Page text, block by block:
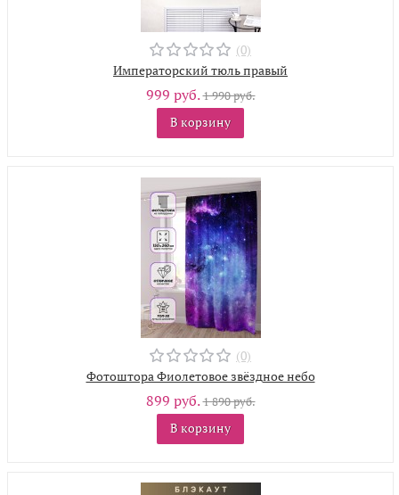
(0)
Императорский тюль правый
999 руб.1 990 руб.
В корзину
(0)
Фотоштора Фиолетовое звёздное небо
899 руб.1 890 руб.
В корзину